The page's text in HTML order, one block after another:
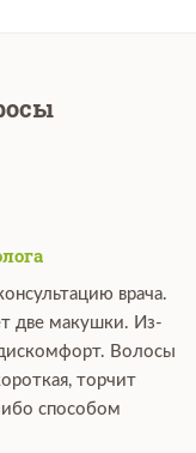
врача.
две макушки. Из-
Волосы
торчит
способом